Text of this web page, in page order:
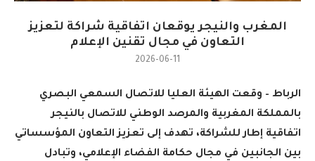
المغرب والنيجر يوقعان اتفاقية شراكة لتعزيز
التعاون في مجال تقنين الإعلام
2026-06-11
الرباط – وقعت الهيئة العليا للاتصال السمعي البصري
بالمملكة المغربية والمرصد الوطني للاتصال بالنيجر
اتفاقية إطار للشراكة، تهدف إلى تعزيز التعاون المؤسساتي
بين الجانبين في مجال حكامة الفضاء الإعلامي، وتبادل